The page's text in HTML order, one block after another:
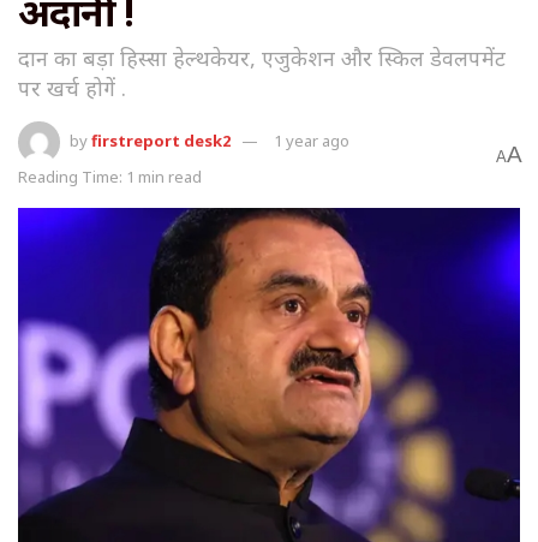
अदानी !
दान का बड़ा हिस्सा हेल्थकेयर, एजुकेशन और स्किल डेवलपमेंट
पर खर्च होगें .
byfirstreport desk2
1 year ago
Reading Time: 1 min read
AA